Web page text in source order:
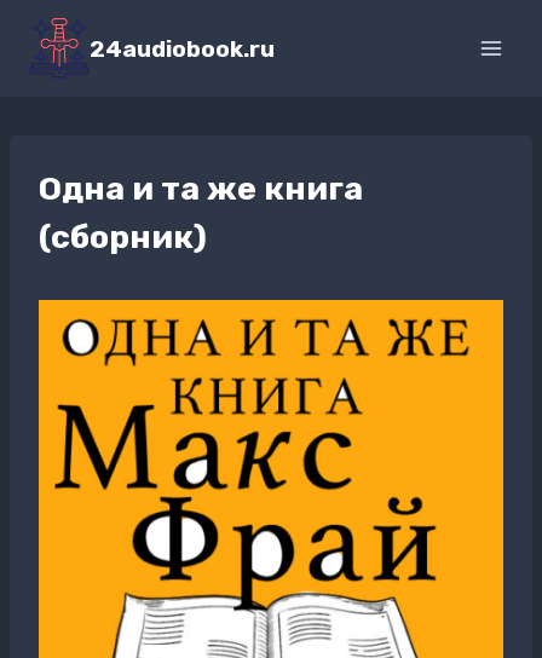
Перейти
содержимому
24audiobook.ru
Одна и та же книга
(сборник)